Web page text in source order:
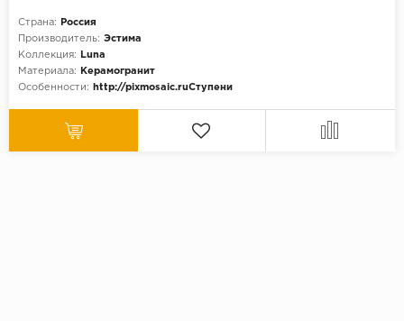
Страна:
Россия
Производитель: Эстима
Коллекция:
Luna
Материала:
Керамогранит
Особенности:
http://pixmosaic.ruСтупени